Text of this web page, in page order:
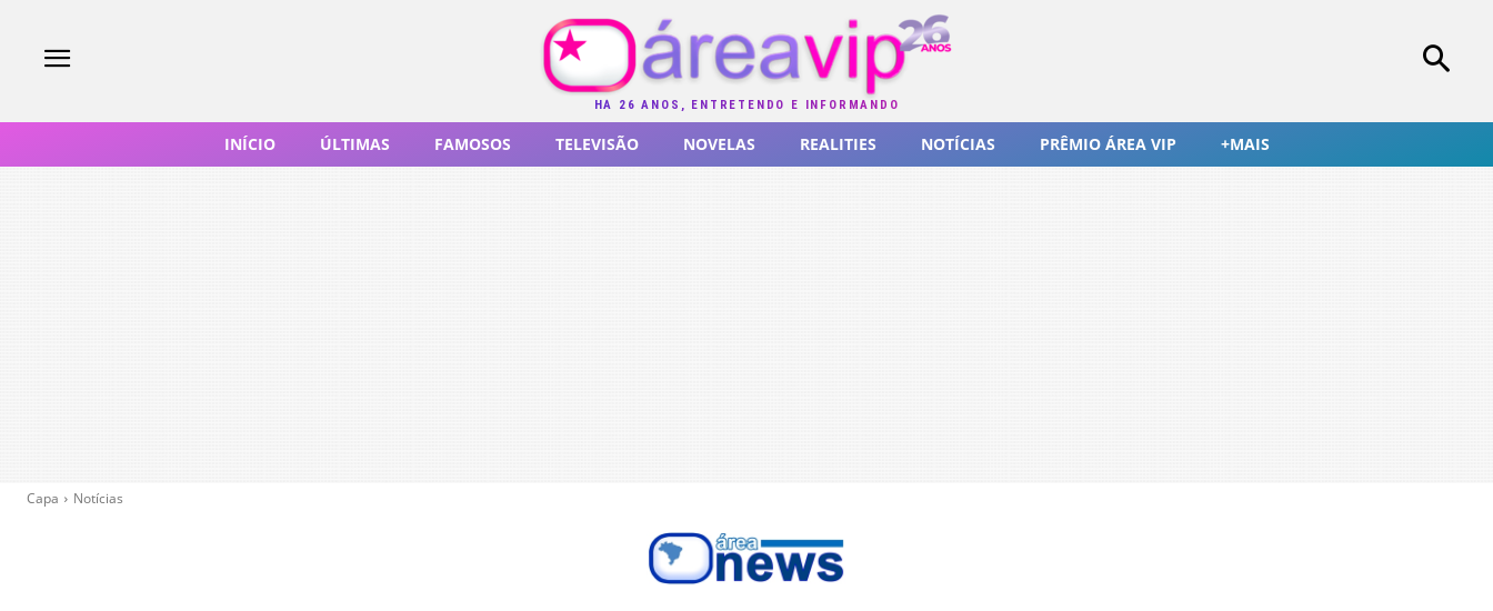
HÁ 26 ANOS, ENTRETENDO E INFORMANDO
INÍCIO ÚLTIMAS FAMOSOS TELEVISÃO NOVELAS REALITIES NOTÍCIAS PRÊMIO ÁREA VIP +MAIS
Capa Notícias